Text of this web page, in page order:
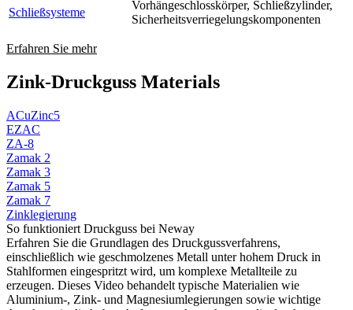
Schließsysteme
Vorhängeschlosskörper, Schließzylinder,
Sicherheitsverriegelungskomponenten
Erfahren Sie mehr
Zink-Druckguss Materials
ACuZinc5
EZAC
ZA-8
Zamak 2
Zamak 3
Zamak 5
Zamak 7
Zinklegierung
So funktioniert Druckguss bei Neway
Erfahren Sie die Grundlagen des Druckgussverfahrens,
einschließlich wie geschmolzenes Metall unter hohem Druck in
Stahlformen eingespritzt wird, um komplexe Metallteile zu
erzeugen. Dieses Video behandelt typische Materialien wie
Aluminium-, Zink- und Magnesiumlegierungen sowie wichtige